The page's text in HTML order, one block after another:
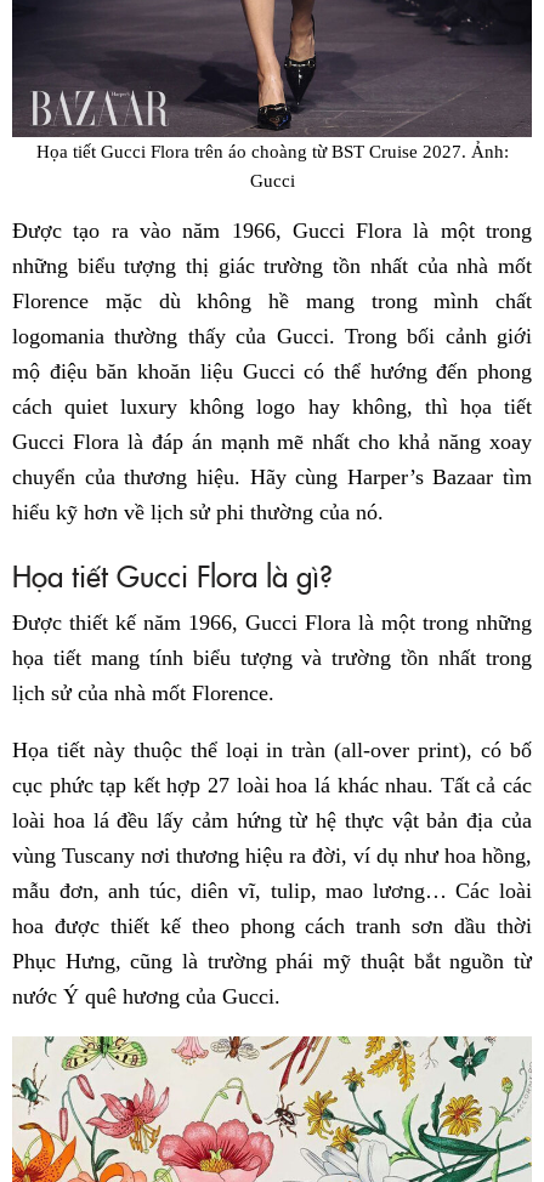
Họa tiết Gucci Flora trên áo choàng từ BST Cruise 2027. Ảnh:
Gucci
Được tạo ra vào năm 1966, Gucci Flora là một trong
những biểu tượng thị giác trường tồn nhất của nhà mốt
Florence mặc dù không hề mang trong mình chất
logomania thường thấy của Gucci. Trong bối cảnh giới
mộ điệu băn khoăn liệu Gucci có thể hướng đến phong
cách quiet luxury không logo hay không, thì họa tiết
Gucci Flora là đáp án mạnh mẽ nhất cho khả năng xoay
chuyển của thương hiệu. Hãy cùng Harper’s Bazaar tìm
hiểu kỹ hơn về lịch sử phi thường của nó.
Họa tiết Gucci Flora là gì?
Được thiết kế năm 1966, Gucci Flora là một trong những
họa tiết mang tính biểu tượng và trường tồn nhất trong
lịch sử của nhà mốt Florence.
Họa tiết này thuộc thể loại in tràn (all-over print), có bố
cục phức tạp kết hợp 27 loài hoa lá khác nhau. Tất cả các
loài hoa lá đều lấy cảm hứng từ hệ thực vật bản địa của
vùng Tuscany nơi thương hiệu ra đời, ví dụ như hoa hồng,
mẫu đơn, anh túc, diên vĩ, tulip, mao lương… Các loài
hoa được thiết kế theo phong cách tranh sơn dầu thời
Phục Hưng, cũng là trường phái mỹ thuật bắt nguồn từ
nước Ý quê hương của Gucci.